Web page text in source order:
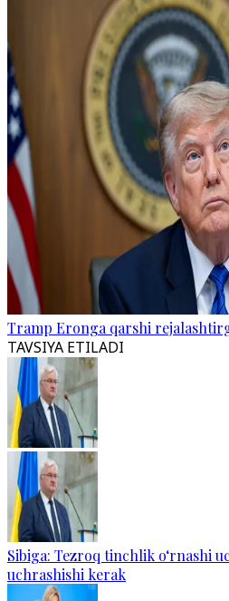
Tramp Eronga qarshi
TAVSIYA ETILADI
Sibiga: Tezroq tinchlik o‘rnashi
uchrashishi kerak